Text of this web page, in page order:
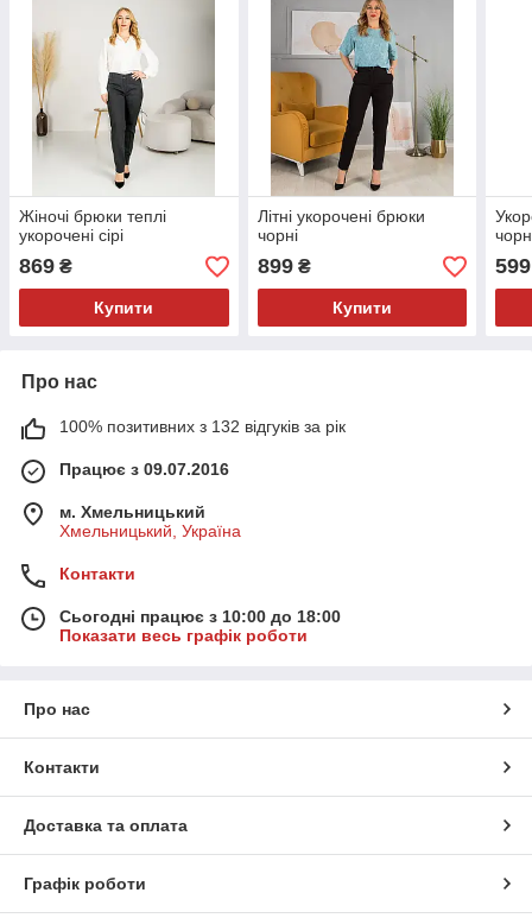
Жіночі брюки теплі
укорочені сірі
869 ₴
Купити
Літні укорочені брюки
чорні
899₴
Купити
599
Про нас
100% позитивних з 132 відгуків за рік
Працює з 09.07.2016
м. Хмельницький
Хмельницький, Україна
Контакти
Сьогодні працює з 10:00 до 18:00
Показати весь графік роботи
Про нас
Контакти
Доставка та оплата
Графік роботи